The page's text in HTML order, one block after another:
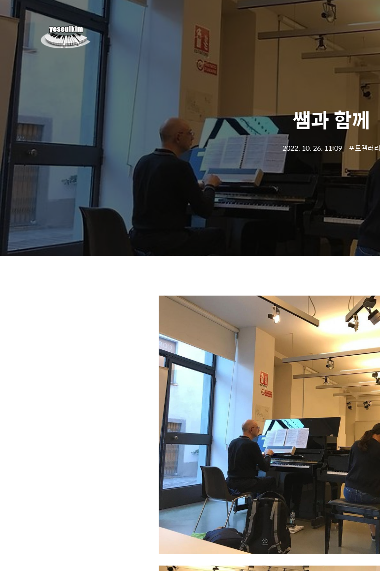
쌤과 함께
2022. 10. 26. 11:09ㆍ 포토겔러리